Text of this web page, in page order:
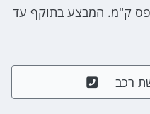
ק"מ. המבצע בתוקף עד
רכב